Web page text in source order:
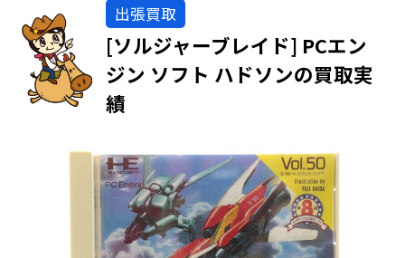
出張買取
[ソルジャーブレイド] PCエン
ジン ソフト ハドソンの買取実
績